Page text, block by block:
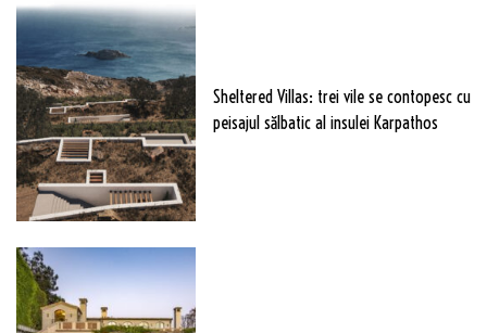
Sheltered Villas: trei vile se contopesc cu
peisajul sălbatic al insulei Karpathos